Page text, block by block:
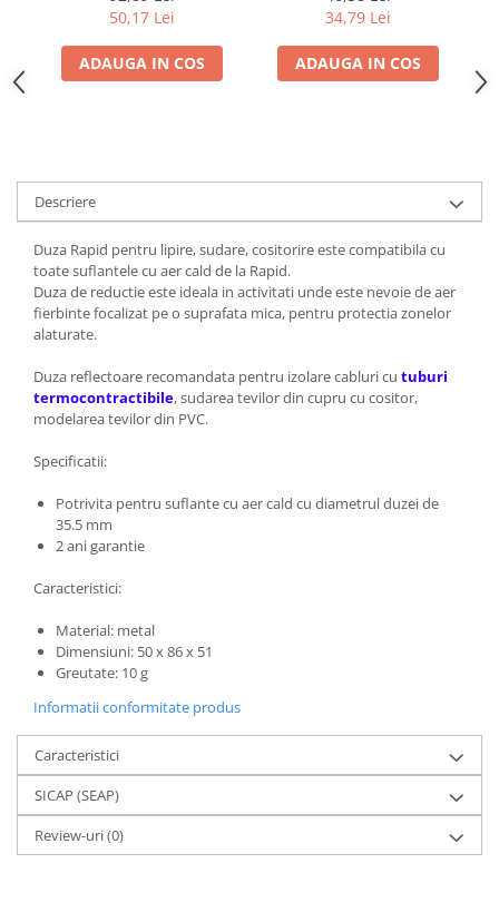
3 lame interschimbabile
pentru suprafete diferite,
5000210
50,17 Lei
ADAUGA IN COS
autocolante si suprafete
mari, compatibila cu
pistoale cu aer cald,
212151
34,79 Lei
ADAUGA IN COS
Descriere
Duza Rapid pentru lipire, sudare, cositorire este compatibila cu
toate suflantele cu aer cald de la Rapid.
Duza de reductie este ideala in activitati unde este nevoie de aer
fierbinte focalizat pe o suprafata mica, pentru protectia zonelor
alaturate.
Duza reflectoare recomandata pentru izolare cabluri cu tuburi
termocontractibile, sudarea tevilor din cupru cu cositor,
modelarea tevilor din PVC.
Specificatii:
Potrivita pentru suflante cu aer cald cu diametrul duzei de
35.5 mm
2 ani garantie
Caracteristici:
Material: metal
Dimensiuni: 50 x 86 x 51
Greutate: 10 g
Informatii conformitate produs
Caracteristici
SICAP (SEAP)
Review-uri(0)